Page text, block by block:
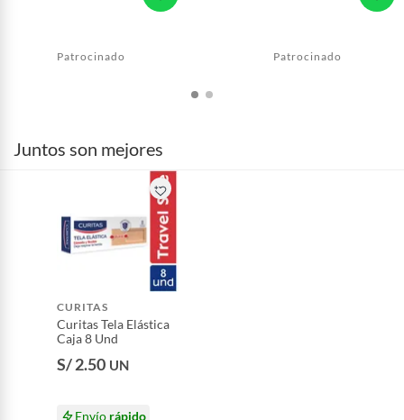
Patrocinado Patrocinado
Juntos son mejores
CURITAS
Curitas Tela Elástica
Caja 8 Und
S/ 2.50 UN
Envío rápido